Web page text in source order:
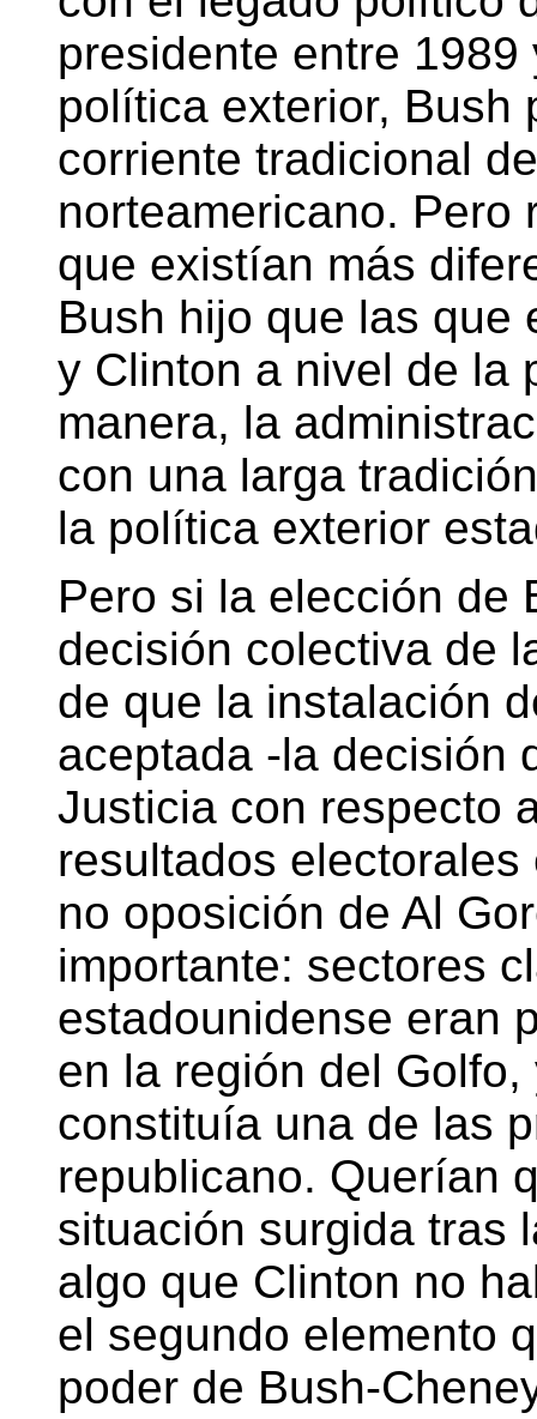
presidente entre
política exterior, Bush
corriente tradicional
norteamericano. Pero
que existían más
Bush hijo que las que
y Clinton a nivel de la
manera, la
con una larga
la política exterior
Pero si la elección de
decisión colectiva de
de que la instalación
aceptada -la decisión
Justicia con respecto
resultados
no oposición de Al
importante: sectores
estadounidense eran
en la región del
constituía una de las
republicano. Querían
situación surgida tras
algo que Clinton no
el segundo elemento
poder de Bush-